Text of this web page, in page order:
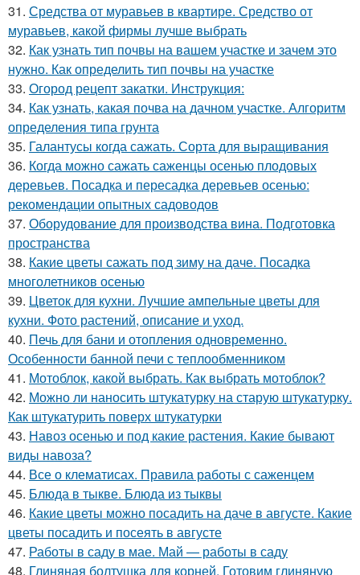
31. Средства от муравьев в квартире. Средство от
муравьев, какой фирмы лучше выбрать
32. Как узнать тип почвы на вашем участке и зачем это
нужно. Как определить тип почвы на участке
33. Огород рецепт закатки. Инструкция:
34. Как узнать, какая почва на дачном участке. Алгоритм
определения типа грунта
35. Галантусы когда сажать. Сорта для выращивания
36. Когда можно сажать саженцы осенью плодовых
деревьев. Посадка и пересадка деревьев осенью:
рекомендации опытных садоводов
37. Оборудование для производства вина. Подготовка
пространства
38. Какие цветы сажать под зиму на даче. Посадка
многолетников осенью
39. Цветок для кухни. Лучшие ампельные цветы для
кухни. Фото растений, описание и уход.
40. Печь для бани и отопления одновременно.
Особенности банной печи с теплообменником
41. Мотоблок, какой выбрать. Как выбрать мотоблок?
42. Можно ли наносить штукатурку на старую штукатурку.
Как штукатурить поверх штукатурки
43. Навоз осенью и под какие растения. Какие бывают
виды навоза?
44. Все о клематисах. Правила работы с саженцем
45. Блюда в тыкве. Блюда из тыквы
46. Какие цветы можно посадить на даче в августе. Какие
цветы посадить и посеять в августе
47. Работы в саду в мае. Май — работы в саду
48. Глиняная болтушка для корней. Готовим глиняную